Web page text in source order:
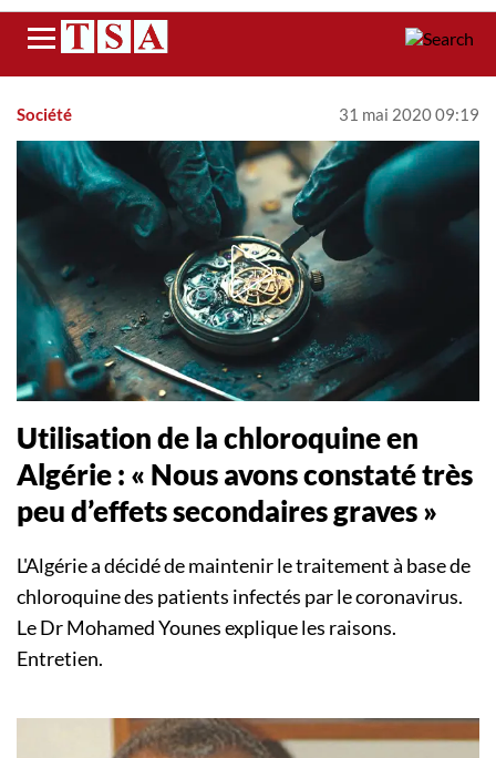
Menu
Société 31 mai 2020 09:19
Utilisation de la chloroquine en
Algérie : « Nous avons constaté très
peu d’effets secondaires graves »
L'Algérie a décidé de maintenir le traitement à base de
chloroquine des patients infectés par le coronavirus.
Le Dr Mohamed Younes explique les raisons.
Entretien.